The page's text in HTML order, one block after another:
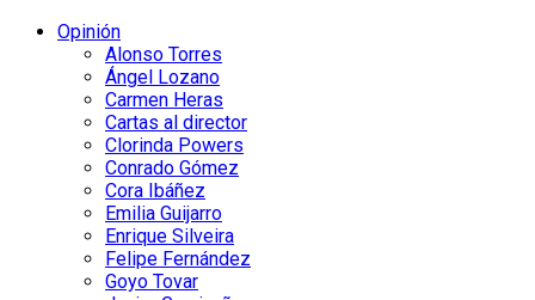
Opinión
Alonso Torres
Ángel Lozano
Carmen Heras
Cartas al director
Clorinda Powers
Conrado Gómez
Cora Ibáñez
Emilia Guijarro
Enrique Silveira
Felipe Fernández
Goyo Tovar